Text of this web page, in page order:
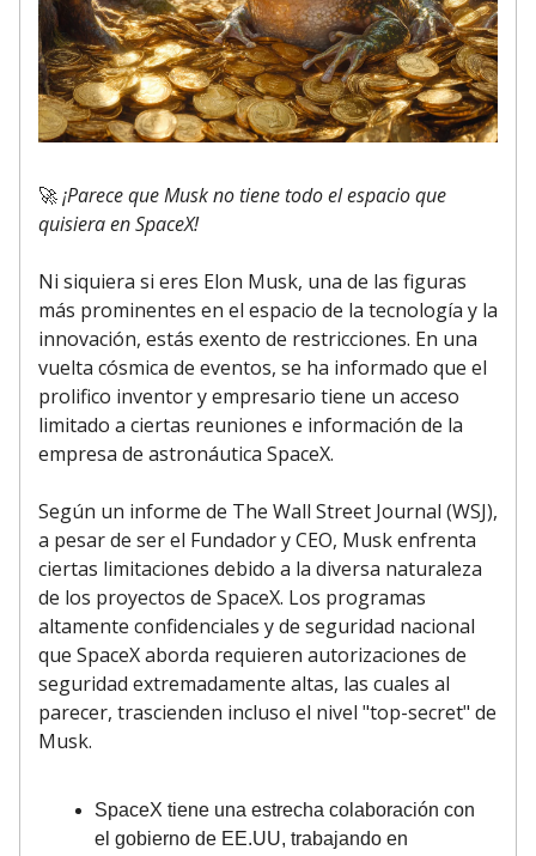
🚀¡Parece que Musk no tiene todo el espacio que
quisiera en SpaceX!
Ni siquiera si eres Elon Musk, una de las figuras
más prominentes en el espacio de la tecnología y la
innovación, estás exento de restricciones. En una
vuelta cósmica de eventos, se ha informado que el
prolifico inventor y empresario tiene un acceso
limitado a ciertas reuniones e información de la
empresa de astronáutica SpaceX.
Según un informe de The Wall Street Journal (WSJ),
a pesar de ser el Fundador y CEO, Musk enfrenta
ciertas limitaciones debido a la diversa naturaleza
de los proyectos de SpaceX. Los programas
altamente confidenciales y de seguridad nacional
que SpaceX aborda requieren autorizaciones de
seguridad extremadamente altas, las cuales al
parecer, trascienden incluso el nivel "top-secret" de
Musk.
SpaceX tiene una estrecha colaboración con
el gobierno de EE.UU, trabajando en